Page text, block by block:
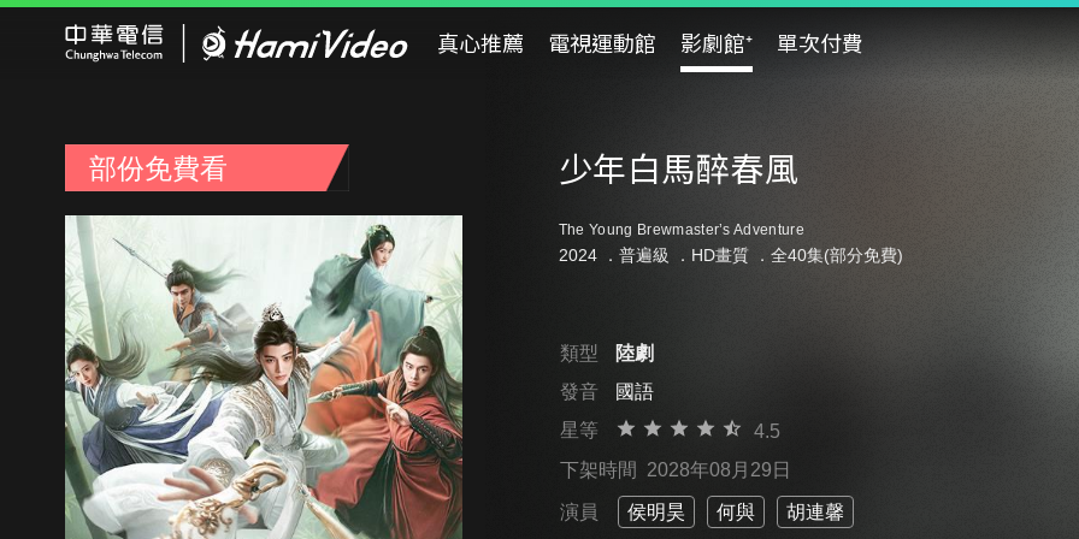
真心推薦 電視運動館 影劇館⁺ 單次付費
部份免費看 少年白馬醉春風
The Young Brewmaster’s Adventure
2024 ． 普遍級 ．HD畫質 ．全40集(部分免費)
類型
陸劇
發音
國語
星等
4.5
下架時間 2028年08月29日
演員 侯明昊 何與 胡連馨